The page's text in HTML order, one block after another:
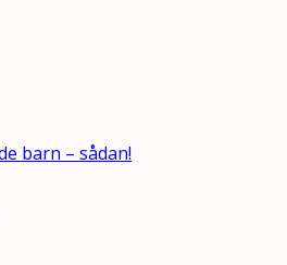
barn – sådan!